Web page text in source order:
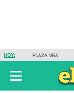
HOY: PLAZA VEA